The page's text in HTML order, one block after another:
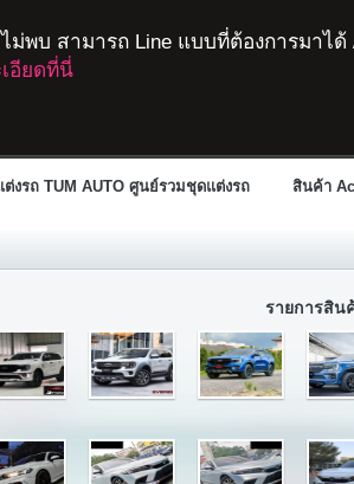
พบ สามารถ Line แบบที่ต้องการมาได้
อียดที่นี่
ต่งรถ TUM AUTO ศูนย์รวมชุดแต่งรถ สินค้า
รายการสิน